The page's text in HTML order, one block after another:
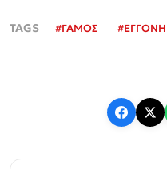
#ΓΑΜΟΣ #ΕΓΓΟΝΗ